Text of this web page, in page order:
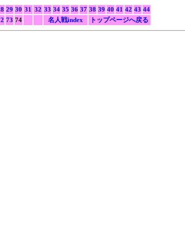
29 30 31 32 33 34 35 36 37 38 39 40 41 42 43 44
73 74 名人戦index トップページへ戻る